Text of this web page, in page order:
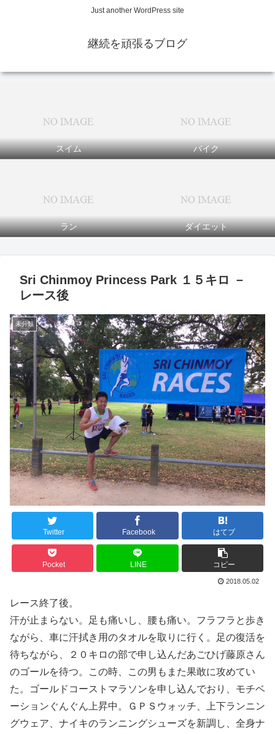
Just another WordPress site
継続を頑張るブログ
スイム バイク
ラン ダイエット
Sri Chinmoy Princess Park １５キロ －
レース後
未分類
Twitter Facebook はてブ
Pocket LINE コピー
2018.05.02
レース終了後。
汗が止まらない。足も痛いし、腰も痛い。フラフラと歩き
ながら、車に汗拭き用のタオルを取りに行く。足の復活を
待ちながら、２０キロの部で申し込んだあごひげ藤原さん
のゴールを待つ。この時、この男もまた果敢に攻めてい
た。ゴールドコーストマラソンを申し込んでおり、モチベ
ーションぐんぐん上昇中。ＧＰＳウォッチ、上下ランニン
グウェア、ナイキのランニングシューズを新調し、全身ナ